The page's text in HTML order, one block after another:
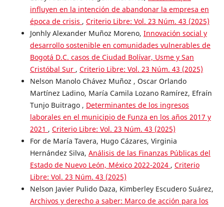
influyen en la intención de abandonar la empresa en
época de crisis , Criterio Libre: Vol. 23 Núm. 43 (2025)
Jonhly Alexander Muñoz Moreno, Innovación social y
desarrollo sostenible en comunidades vulnerables de
Bogotá D.C. casos de Ciudad Bolívar, Usme y San
Cristóbal Sur , Criterio Libre: Vol. 23 Núm. 43 (2025)
Nelson Manolo Chávez Muñoz , Oscar Orlando
Martínez Ladino, María Camila Lozano Ramírez, Efraín
Tunjo Buitrago , Determinantes de los ingresos
laborales en el municipio de Funza en los años 2017 y
2021 , Criterio Libre: Vol. 23 Núm. 43 (2025)
For de María Tavera, Hugo Cázares, Virginia
Hernández Silva, Análisis de las Finanzas Públicas del
Estado de Nuevo León, México 2022-2024 , Criterio
Libre: Vol. 23 Núm. 43 (2025)
Nelson Javier Pulido Daza, Kimberley Escudero Suárez,
Archivos y derecho a saber: Marco de acción para los